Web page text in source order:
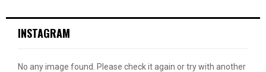
INSTAGRAM
No any image found. Please check it again or try with another